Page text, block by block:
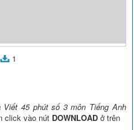
1
45 phút số 3 môn Tiếng Anh
click vào nút DOWNLOAD ở trên